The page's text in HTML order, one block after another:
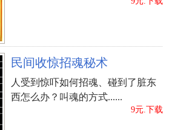
民间收惊招魂秘术
人受到惊吓如何招魂、碰到了脏东
西怎么办？叫魂的方式......
9元.下载